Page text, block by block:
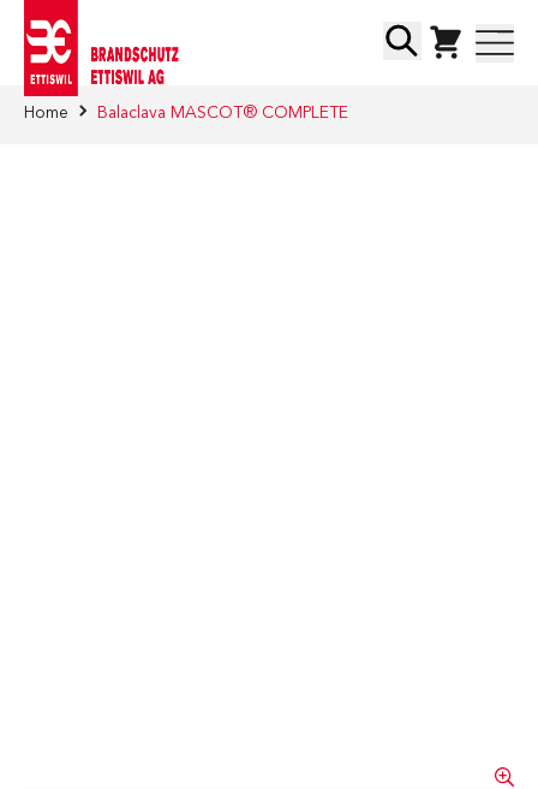
Suche
Home Balaclava MASCOT® COMPLETE